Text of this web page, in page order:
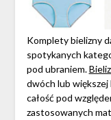
Komplety bielizny
spotykanych
pod ubraniem.
dwóch lub
całość pod
zastosowanych